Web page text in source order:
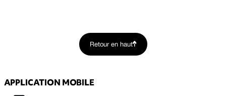
Retour en haut
APPLICATION MOBILE